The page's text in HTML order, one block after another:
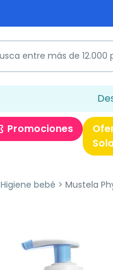
Promociones
Higiene bebé Mustela